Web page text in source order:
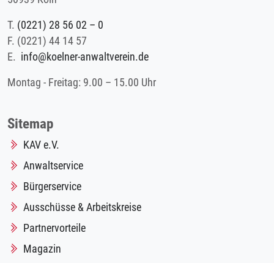
T. (0221) 28 56 02 – 0
F. (0221) 44 14 57
E. info@koelner-anwaltverein.de
Montag - Freitag: 9.00 – 15.00 Uhr
Sitemap
KAV e.V.
Anwaltservice
Bürgerservice
Ausschüsse & Arbeitskreise
Partnervorteile
Magazin